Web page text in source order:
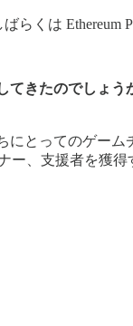
くは Ethereum
きたのでしょ
にとってのゲー
、支援者を獲